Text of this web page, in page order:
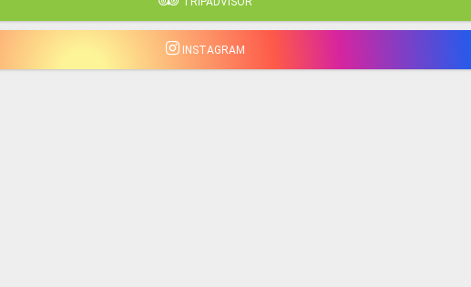
INSTAGRAM